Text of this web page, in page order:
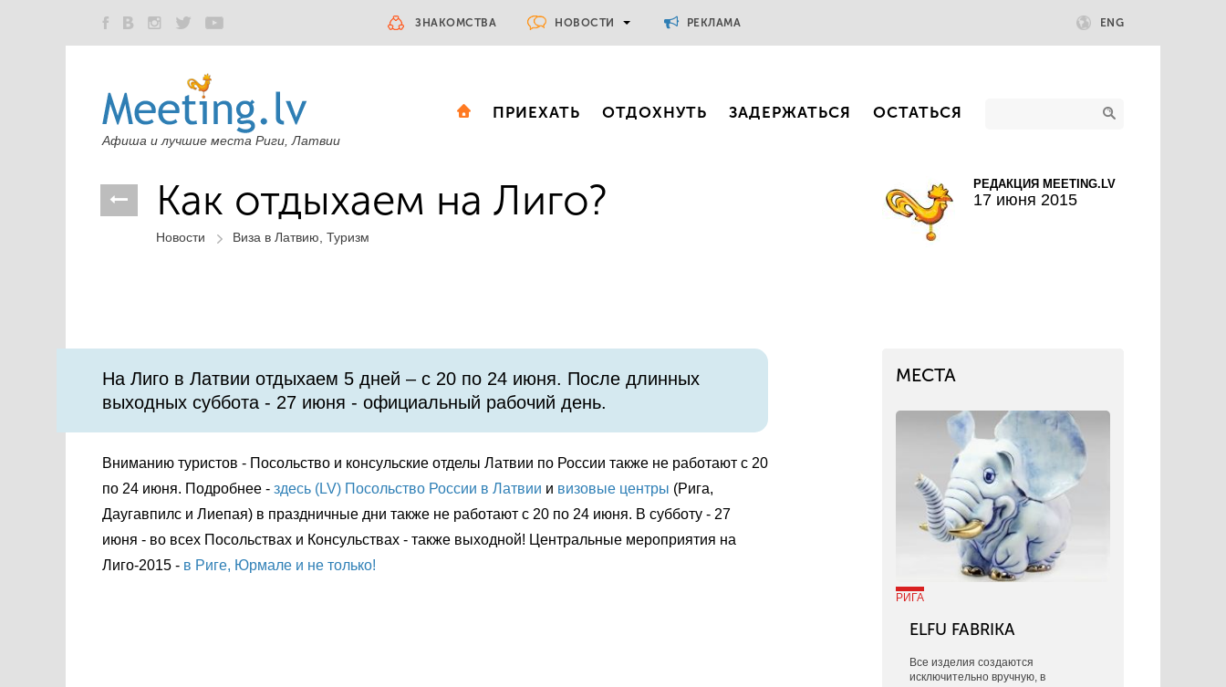
ЗНАКОМСТВА НОВОСТИ РЕКЛАМА ENG
Афиша и лучшие места Риги, Латвии
ПРИЕХАТЬ ОТДОХНУТЬ ЗАДЕРЖАТЬСЯ ОСТАТЬСЯ
Как отдыхаем на Лиго?
Новости Виза в Латвию, Туризм
РЕДАКЦИЯ MEETING.LV
17 июня 2015
На Лиго в Латвии отдыхаем 5 дней – с 20 по 24 июня. После длинных
выходных суббота - 27 июня - официальный рабочий день.
Вниманию туристов - Посольство и консульские отделы Латвии по России также не работают с 20
по 24 июня. Подробнее - здесь (LV) Посольство России в Латвии и визовые центры (Рига,
Даугавпилс и Лиепая) в праздничные дни также не работают с 20 по 24 июня. В субботу - 27
июня - во всех Посольствах и Консульствах - также выходной! Центральные мероприятия на
Лиго-2015 - в Риге, Юрмале и не только!
МЕСТА
РИГА
ELFU FABRIKA
Все изделия создаются
исключительно вручную, в